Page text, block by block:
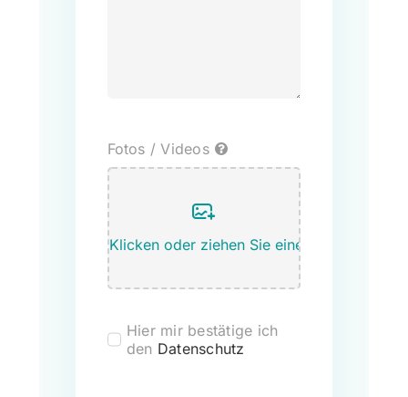
Fotos / Videos
Hier mir bestätige ich
den Datenschutz